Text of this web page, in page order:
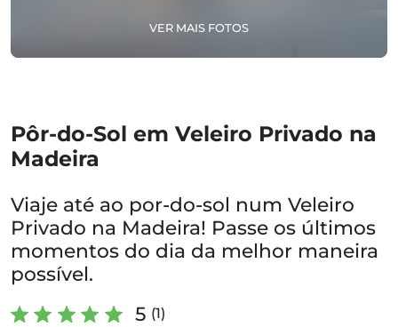
VER MAIS FOTOS
Pôr-do-Sol em Veleiro Privado na
Madeira
Viaje até ao por-do-sol num Veleiro
Privado na Madeira! Passe os últimos
momentos do dia da melhor maneira
possível.
5 (1)